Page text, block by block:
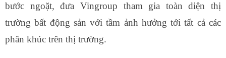
bước ngoặt, đưa Vingroup tham gia toàn diện thị
trường bất động sản với tầm ảnh hưởng tới tất cả các
phân khúc trên thị trường.